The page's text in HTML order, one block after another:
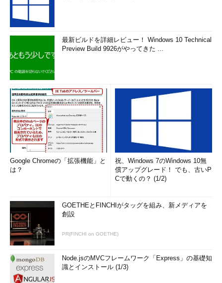
最新ビルドを詳細レビュー！ Windows 10 Technical
Preview Build 9926がやってきた ...
Google Chromeの「拡張機能」と
は？
祝、Windows 7のWindows 10無
償アップグレード！ でも、古いP
Cで動くの？ (1/2)
GOETHEとFINCHIがタッグを組み、新メディアを
創設
PR(FINCHI on GOETHE)
Node.jsのMVCフレームワーク「Express」の基礎知
識とインストール (1/3)